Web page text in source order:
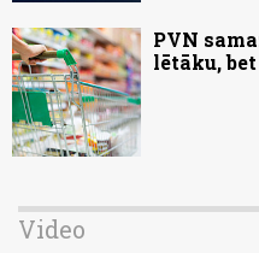
PVN
lētāku,
Video